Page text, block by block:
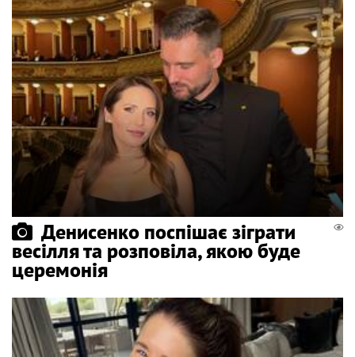
Денисенко поспішає зіграти
весілля та розповіла, якою буде
церемонія